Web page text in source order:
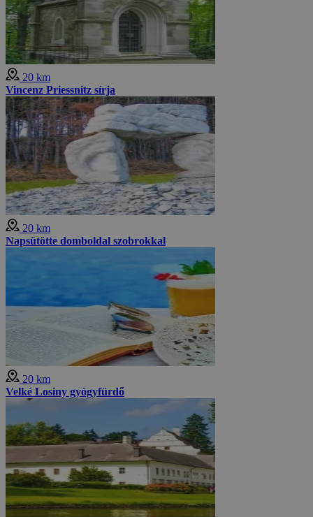
20 km
Vincenz Priessnitz sírja
20 km
Napsütötte domboldal szobrokkal
20 km
Velké Losiny gyógyfürdő